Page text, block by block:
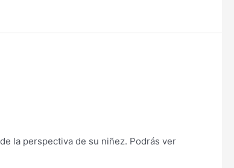
la perspectiva de su niñez. Podrás ver